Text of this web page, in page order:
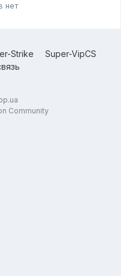
нет
Strike
Super-VipCS
Community